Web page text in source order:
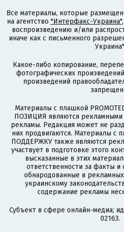
Все материалы, которые
на агентство "Интерфакс-Украина"
воспроизведению и/или
иначе как с письменного
Какое-либо копирование,
фотографических
произведений
Материалы с плашкой
ПОЗИЦИЯ являются рекламными
рекламы. Редакция может не
них продвигаются. Материалы с
ПОДДЕРЖКУ также являются
участвует в подготовке этого
высказанные в этих
ответственности за факты
обнародованные в рекламных
украинскому
содержание рекламы
Субъект в сфере онлайн-медиа;
02163.